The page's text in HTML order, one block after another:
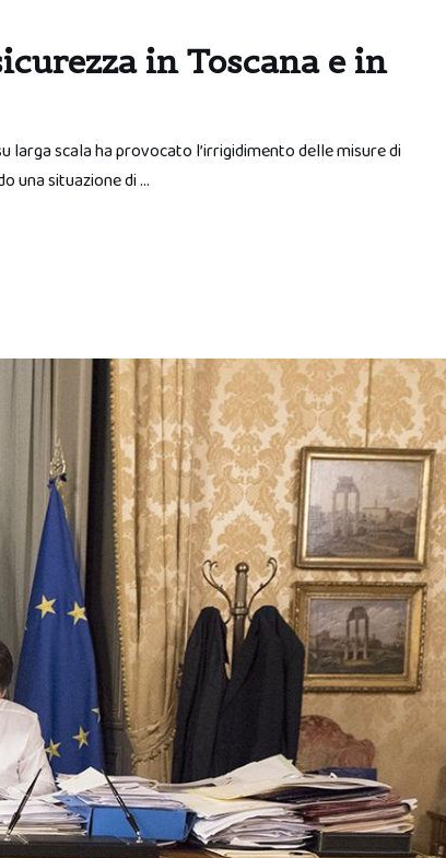
in Toscana e in
larga scala ha provocato l’irrigidimento delle misure di
una situazione di …